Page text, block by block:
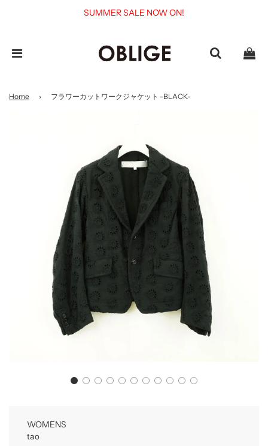
SUMMER SALE NOW ON!
Home › フラワーカットワークジャケット -BLACK-
WOMENS
tao